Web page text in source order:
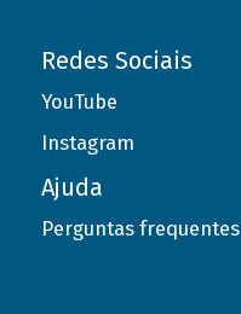
Redes Sociais
YouTube
Instagram
Ajuda
Perguntas frequentes